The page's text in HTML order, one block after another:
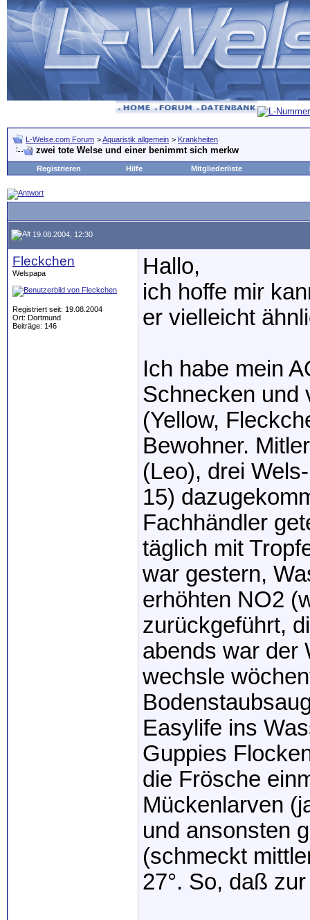
L-Welse.com Forum >Aquaristik allgemein > Krankheiten
zwei tote Welse und einer benimmt sich merkw
Registrieren Hilfe Mitgliederliste
19.08.2004, 12:30
Fleckchen
Welspapa
Registriert seit: 19.08.2004
Ort: Dortmund
Beiträge: 146
Hallo,
ich hoffe mir
er vielleicht
Ich habe mein
Schnecken und
(Yellow,
Bewohner.
(Leo), drei
15)
Fachhändler
täglich mit
war gestern,
erhöhten NO2
zurückgeführt,
abends war der
wechsle
Easylife ins
Guppies
die Frösche
Mückenlarven
und ansonsten
(schmeckt
27°. So, daß